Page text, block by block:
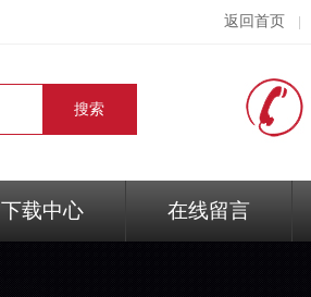
返回首页
下载中心 在线留言